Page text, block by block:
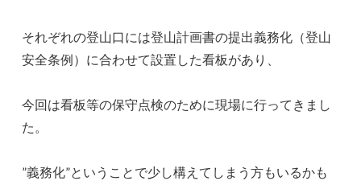
それぞれの登山口には登山計画書の提出義務化（登山
安全条例）に合わせて設置した看板があり、
今回は看板等の保守点検のために現場に行ってきまし
た。
”義務化”ということで少し構えてしまう方もいるかも